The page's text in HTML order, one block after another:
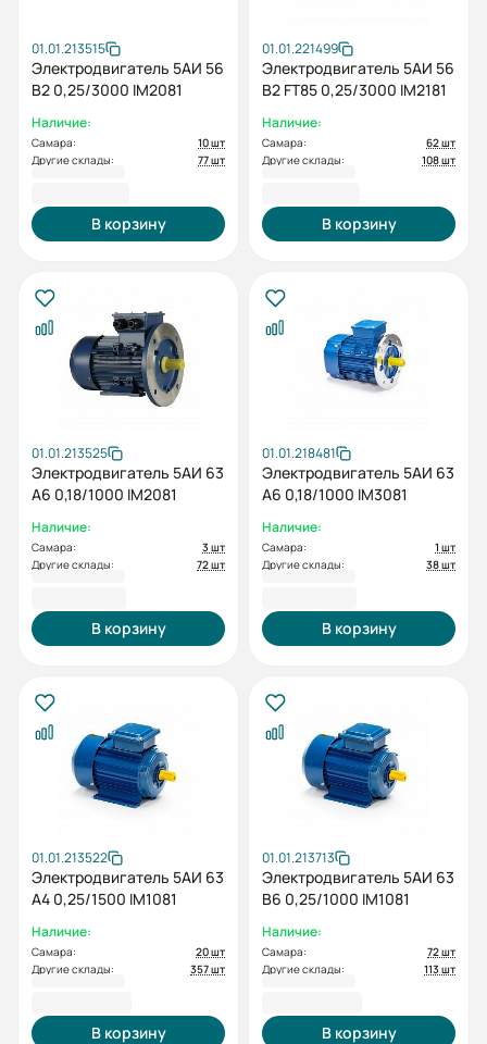
01.01.213515
Электродвигатель 5АИ 56
В2 0,25/3000 IM2081
Наличие:
Самара:
10 шт
Другие склады:
77 шт
В корзину
01.01.221499
Электродвигатель 5АИ 56
В2 FT85 0,25/3000 IM2181
Наличие:
Самара:
62 шт
Другие склады:
108 шт
В корзину
01.01.213525
Электродвигатель 5АИ 63
А6 0,18/1000 IM2081
Наличие:
Самара:
3 шт
Другие склады:
72 шт
В корзину
01.01.218481
Электродвигатель 5АИ 63
А6 0,18/1000 IM3081
Наличие:
Самара:
1 шт
Другие склады:
38 шт
В корзину
01.01.213522
Электродвигатель 5АИ 63
А4 0,25/1500 IM1081
Наличие:
Самара:
20 шт
Другие склады:
357 шт
В корзину
01.01.213713
Электродвигатель 5АИ 63
В6 0,25/1000 IM1081
Наличие:
Самара:
72 шт
Другие склады:
113 шт
В корзину